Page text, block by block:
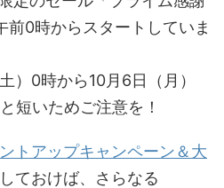
前0時からスタートしていま
）0時から10月6日（月）
短いためご注意を！
トアップキャンペーン＆大
ておけば、さらなる